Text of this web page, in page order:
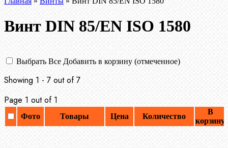
Винт DIN 85/EN ISO 1580
Выбрать Все Добавить в корзину (отмеченное)
Showing 1 - 7 out of 7
Page 1 out of 1
Фото Товары Цена Количество
В
корзину